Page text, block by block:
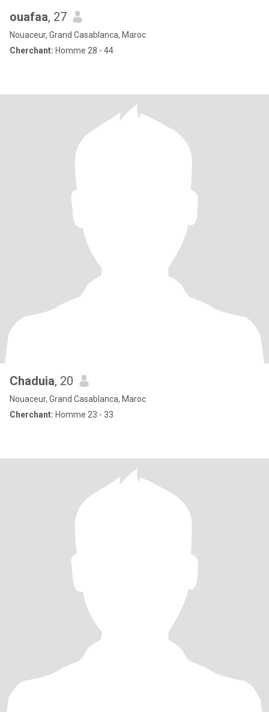
ouafaa, 27
Nouaceur, Grand Casablanca, Maroc
Cherchant: Homme 28 - 44
Chaduia, 20
Nouaceur, Grand Casablanca, Maroc
Cherchant: Homme 23 - 33